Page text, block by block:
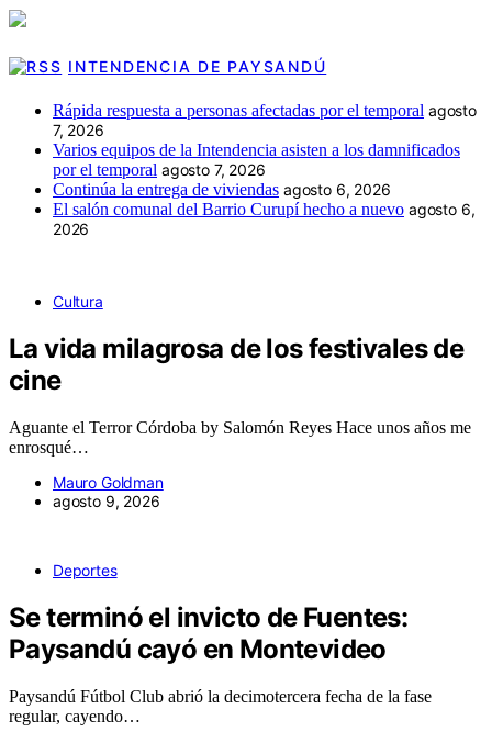
INTENDENCIA DE PAYSANDÚ
Rápida respuesta a personas afectadas por el temporal agosto
7, 2026
Varios equipos de la Intendencia asisten a los damnificados
por el temporal agosto 7, 2026
Continúa la entrega de viviendas agosto 6, 2026
El salón comunal del Barrio Curupí hecho a nuevo agosto 6,
2026
Cultura
La vida milagrosa de los festivales de
cine
Aguante el Terror Córdoba by Salomón Reyes Hace unos años me
enrosqué…
Mauro Goldman
agosto 9, 2026
Deportes
Se terminó el invicto de Fuentes:
Paysandú cayó en Montevideo
Paysandú Fútbol Club abrió la decimotercera fecha de la fase
regular, cayendo…